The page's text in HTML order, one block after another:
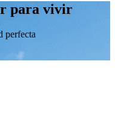
para vivir
perfecta